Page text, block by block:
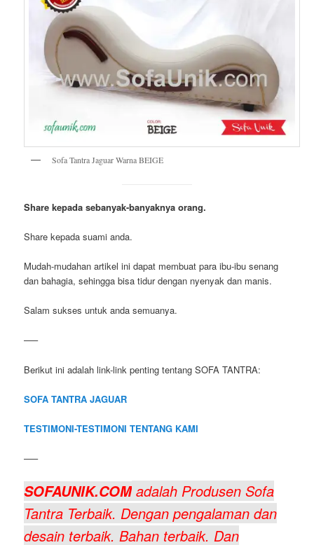
Sofa Tantra Jaguar Warna BEIGE
Share kepada sebanyak-banyaknya orang.
Share kepada suami anda.
Mudah-mudahan artikel ini dapat membuat para ibu-ibu senang
dan bahagia, sehingga bisa tidur dengan nyenyak dan manis.
Salam sukses untuk anda semuanya.
—–
Berikut ini adalah link-link penting tentang SOFA TANTRA:
SOFA TANTRA JAGUAR
TESTIMONI-TESTIMONI TENTANG KAMI
—–
SOFAUNIK.COM adalah Produsen Sofa
Tantra Terbaik. Dengan pengalaman dan
desain terbaik. Bahan terbaik. Dan